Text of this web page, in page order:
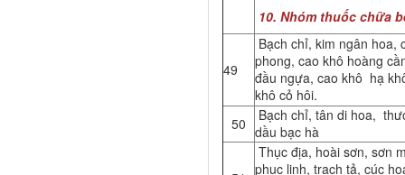
10. Nhóm thuốc chữa
49
Bạch chỉ, kim ngân hoa,
phong, cao khô hoàng
đầu ngựa, cao khô hạ
khô cỏ hôi.
50
Bạch chỉ, tân di hoa,
dầu bạc hà
Thục địa, hoài sơn, sơn
phục linh, trạch tả, cúc